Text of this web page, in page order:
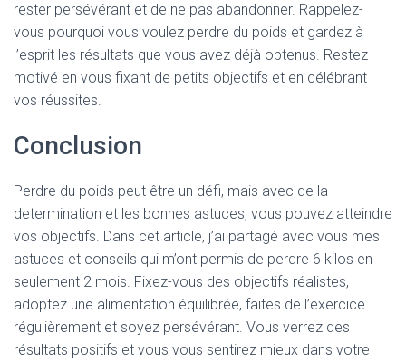
rester persévérant et de ne pas abandonner. Rappelez-
vous pourquoi vous voulez perdre du poids et gardez à
l’esprit les résultats que vous avez déjà obtenus. Restez
motivé en vous fixant de petits objectifs et en célébrant
vos réussites.
Conclusion
Perdre du poids peut être un défi, mais avec de la
determination et les bonnes astuces, vous pouvez atteindre
vos objectifs. Dans cet article, j’ai partagé avec vous mes
astuces et conseils qui m’ont permis de perdre 6 kilos en
seulement 2 mois. Fixez-vous des objectifs réalistes,
adoptez une alimentation équilibrée, faites de l’exercice
régulièrement et soyez persévérant. Vous verrez des
résultats positifs et vous vous sentirez mieux dans votre